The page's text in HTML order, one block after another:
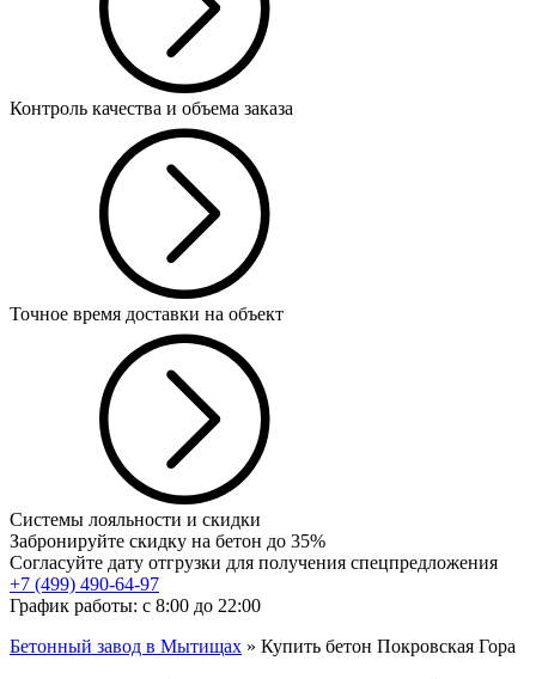
Контроль качества и объема заказа
Точное время доставки на объект
Системы лояльности и скидки
Забронируйте скидку на бетон до 35%
Согласуйте дату отгрузки для получения спецпредложения
+7 (499) 490-64-97
График работы: с 8:00 до 22:00
Бетонный завод в Мытищах » Купить бетон Покровская Гора